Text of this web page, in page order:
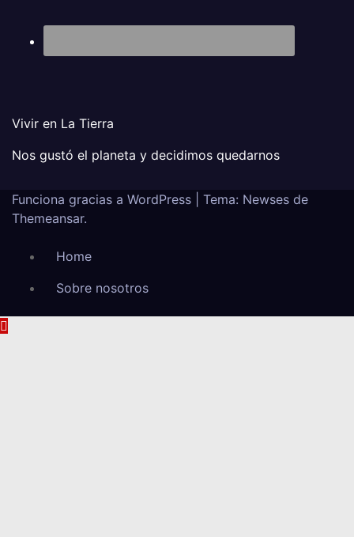
Vivir en La Tierra
Nos gustó el planeta y decidimos quedarnos
Funciona gracias a WordPress
Tema: Newses de
Themeansar.
Home
Sobre nosotros